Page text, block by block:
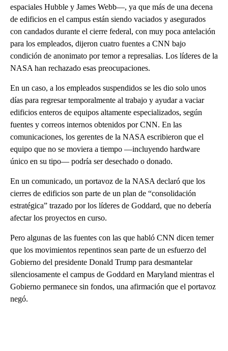
espaciales Hubble y James Webb—, ya que más de una decena
de edificios en el campus están siendo vaciados y asegurados
con candados durante el cierre federal, con muy poca antelación
para los empleados, dijeron cuatro fuentes a CNN bajo
condición de anonimato por temor a represalias. Los líderes de la
NASA han rechazado esas preocupaciones.
En un caso, a los empleados suspendidos se les dio solo unos
días para regresar temporalmente al trabajo y ayudar a vaciar
edificios enteros de equipos altamente especializados, según
fuentes y correos internos obtenidos por CNN. En las
comunicaciones, los gerentes de la NASA escribieron que el
equipo que no se moviera a tiempo —incluyendo hardware
único en su tipo— podría ser desechado o donado.
En un comunicado, un portavoz de la NASA declaró que los
cierres de edificios son parte de un plan de “consolidación
estratégica” trazado por los líderes de Goddard, que no debería
afectar los proyectos en curso.
Pero algunas de las fuentes con las que habló CNN dicen temer
que los movimientos repentinos sean parte de un esfuerzo del
Gobierno del presidente Donald Trump para desmantelar
silenciosamente el campus de Goddard en Maryland mientras el
Gobierno permanece sin fondos, una afirmación que el portavoz
negó.